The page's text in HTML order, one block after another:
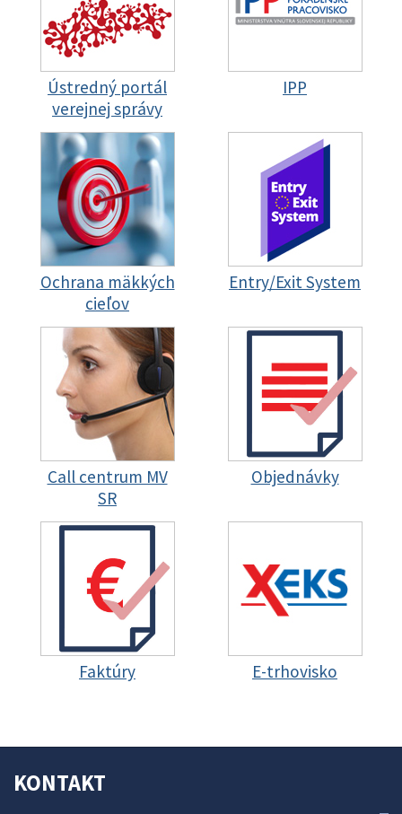
Ústredný portál
verejnej správy
IPP
Ochrana mäkkých
cieľov
Entry/Exit System
Call centrum MV
SR
Objednávky
Faktúry E-trhovisko
KONTAKT